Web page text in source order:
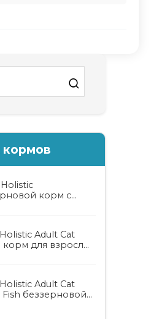
корм с
Adult Cat
корм для взрослых
Adult Cat
Fish беззерновой